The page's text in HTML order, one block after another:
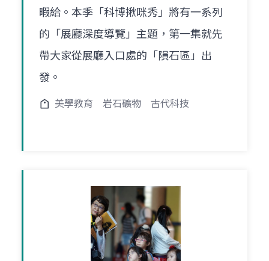
暇給。本季「科博揪咪秀」將有一系列
的「展廳深度導覽」主題，第一集就先
帶大家從展廳入口處的「隕石區」出
發。
美學教育 岩石礦物 古代科技